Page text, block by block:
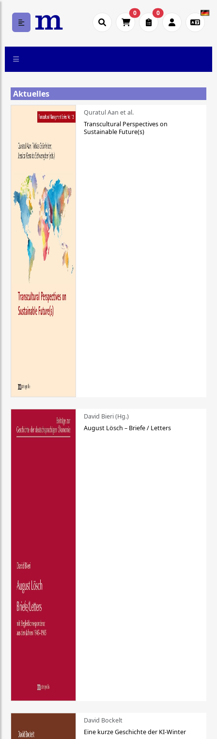
0 0
Aktuelles
Quratul Aan et al.
Transcultural Perspectives on
Sustainable Future(s)
David Bieri (Hg.)
August Lösch – Briefe / Letters
David Bockelt
Eine kurze Geschichte der KI-Winter